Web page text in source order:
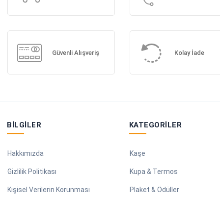
Güvenli Alışveriş Kolay İade
BILGILER
Hakkımızda
Gizlilik Politikası
Kişisel Verilerin Korunması
KATEGORILER
Kaşe
Kupa & Termos
Plaket & Ödüller